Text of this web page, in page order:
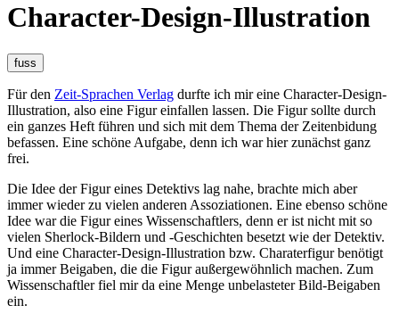
Character-Design-Illustration
fuss
Für den Zeit-Sprachen Verlag durfte ich mir eine Character-Design-
Illustration, also eine Figur einfallen lassen. Die Figur sollte durch
ein ganzes Heft führen und sich mit dem Thema der Zeitenbidung
befassen. Eine schöne Aufgabe, denn ich war hier zunächst ganz
frei.
Die Idee der Figur eines Detektivs lag nahe, brachte mich aber
immer wieder zu vielen anderen Assoziationen. Eine ebenso schöne
Idee war die Figur eines Wissenschaftlers, denn er ist nicht mit so
vielen Sherlock-Bildern und -Geschichten besetzt wie der Detektiv.
Und eine Character-Design-Illustration bzw. Charaterfigur benötigt
ja immer Beigaben, die die Figur außergewöhnlich machen. Zum
Wissenschaftler fiel mir da eine Menge unbelasteter Bild-Beigaben
ein.